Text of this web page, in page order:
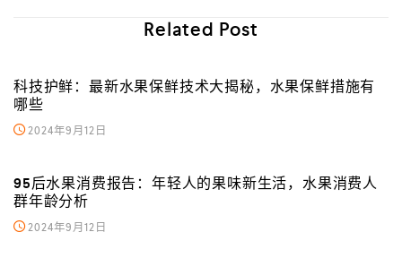
Related Post
科技护鲜：最新水果保鲜技术大揭秘，水果保鲜措施有
哪些
2024年9月12日
95后水果消费报告：年轻人的果味新生活，水果消费人
群年龄分析
2024年9月12日